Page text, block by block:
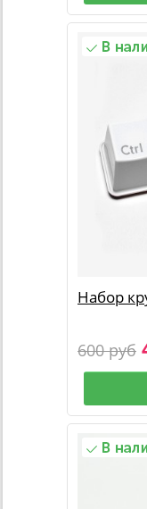
Набор
600 руб